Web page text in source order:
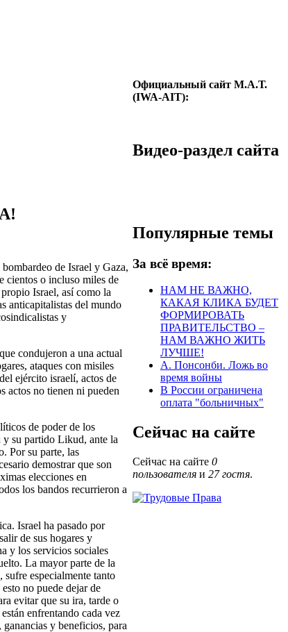
de Israel y Gaza,
cientos o incluso miles de
Israel, así como la
anticapitalistas del mundo
y
condujeron a una actual
ataques con misiles
ejército israelí, actos de
actos no tienen ni pueden
de poder de los
y su partido Likud, ante la
Por su parte, las
demostrar que son
elecciones en
los bandos recurrieron a
Israel ha pasado por
de sus hogares y
y los servicios sociales
La mayor parte de la
especialmente tanto
no puede dejar de
evitar que su ira, tarde o
enfrentando cada vez
y beneficios, para
Официальный сайт М.А.Т.
(IWA-AIT):
Видео-раздел сайта
Популярные темы
За всё время:
НАМ НЕ ВАЖНО,
КАКАЯ КЛИКА БУДЕТ
ФОРМИРОВАТЬ
ПРАВИТЕЛЬСТВО –
НАМ ВАЖНО ЖИТЬ
ЛУЧШЕ!
А. Понсонби. Ложь во
время войны
В России ограничена
оплата "больничных"
Сейчас на сайте
Сейчас на сайте 0
пользователя и 27 гостя.